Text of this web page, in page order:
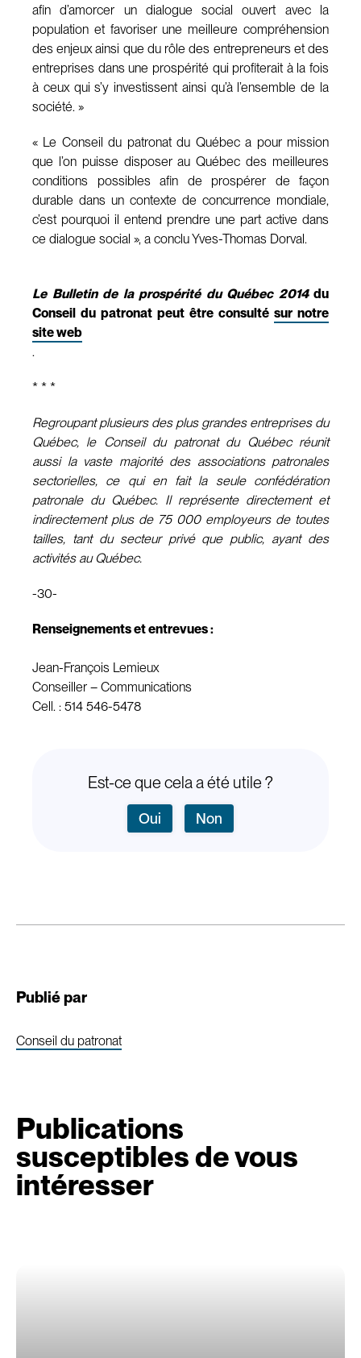
afin d’amorcer un dialogue social ouvert avec la
population et favoriser une meilleure compréhension
des enjeux ainsi que du rôle des entrepreneurs et des
entreprises dans une prospérité qui profiterait à la fois
à ceux qui s’y investissent ainsi qu’à l’ensemble de la
société. »
« Le Conseil du patronat du Québec a pour mission
que l’on puisse disposer au Québec des meilleures
conditions possibles afin de prospérer de façon
durable dans un contexte de concurrence mondiale,
c’est pourquoi il entend prendre une part active dans
ce dialogue social », a conclu Yves-Thomas Dorval.
Le Bulletin de la prospérité du Québec 2014du
Conseil du patronat peut être consulté sur notre
site web
.
* * *
Regroupant plusieurs des plus grandes entreprises du
Québec, le Conseil du patronat du Québec réunit
aussi la vaste majorité des associations patronales
sectorielles, ce qui en fait la seule confédération
patronale du Québec. Il représente directement et
indirectement plus de 75 000 employeurs de toutes
tailles, tant du secteur privé que public, ayant des
activités au Québec.
-30-
Renseignements et entrevues :
Jean-François Lemieux
Conseiller – Communications
Cell. : 514 546-5478
Est-ce que cela a été utile ?
Oui Non
Publié par
Conseil du patronat
Publications
susceptibles de vous
intéresser